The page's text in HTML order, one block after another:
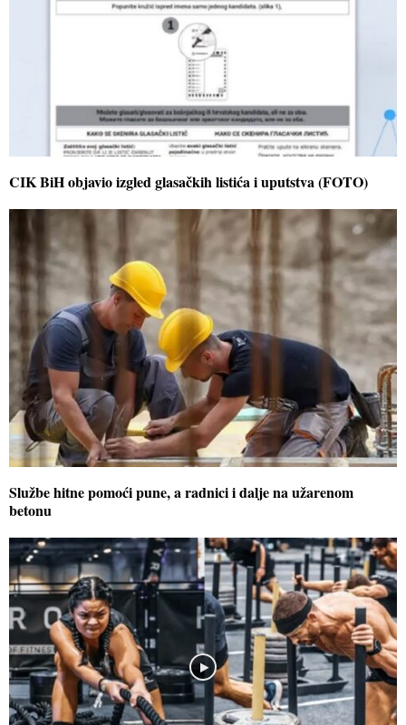
CIK BiH objavio izgled glasačkih listića i uputstva (FOTO)
Službe hitne pomoći pune, a radnici i dalje na užarenom
betonu